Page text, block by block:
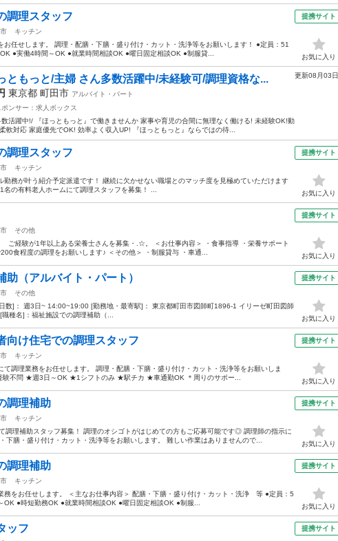
調理スタッフ
キッチン
お任せします。 調理・配膳・下膳・盛り付け・カット・洗浄等をお願いします！ ●定員：51
●実働4時間～OK ●就業時間相談OK ●曜日固定相談OK ●制服貸...
提携サイト
お気に入り
ともっと/主婦 さん多数活躍中/未経験可/調理資格な...
東京都 町田市 アルバイト・パート
ポンサー：求人ボックス
数活躍中!/ 『ほっともっと』で働きませんか 家事や育児の合間に無理なく働ける! 未経験OK!動
軟対応 家庭優先でOK! 効率よく収入UP! 『ほっともっと』ならではの待...
更新08月03日
調理スタッフ
キッチン
勤務が叶う紹介予定派遣です！ 継続に欠かせない職場とのマッチ度を見極めていただけます
定員51名の有料老人ホームにて調理スタッフを募集！ ...
提携サイト
お気に入り
その他
経験が1年以上ある栄養士さんを募集・.☆。 ＜お仕事内容＞ ・食事指導 ・栄養サポート
食程度の調理をお願いします♪ ＜その他＞ ・制服貸与 ・車通...
提携サイト
お気に入り
助（アルバイト・パート）
その他
数]： 週3日~ 14:00~19:00 [勤務地・最寄駅]： 東京都町田市図師町1896-1 イリーゼ町田図師
種名]：福祉施設での調理補助（...
提携サイト
お気に入り
向け住宅での調理スタッフ
キッチン
て調理業務をお任せします。 調理・配膳・下膳・盛り付け・カット・洗浄等をお願いしま
不問 ★週3日～OK ★1シフトのみ ★駅チカ ★車通勤OK ＊周りのサポー...
提携サイト
お気に入り
調理補助
キッチン
調理補助スタッフ募集！ 調理のオシゴトがはじめての方もご応募可能です◎ 調理師の指示に
下膳・盛り付け・カット・洗浄等をお願いします。 難しい作業はありませんので...
提携サイト
お気に入り
調理補助
キッチン
務をお任せします。 ＜主なお仕事内容＞ 配膳・下膳・盛り付け・カット・洗浄 等 ●定員：5
OK ●時短勤務OK ●就業時間相談OK ●曜日固定相談OK ●制服...
提携サイト
お気に入り
ッフ 提携サイト